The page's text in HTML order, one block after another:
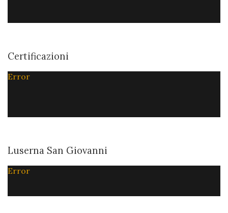
Certificazioni
Error
Luserna San Giovanni
Error